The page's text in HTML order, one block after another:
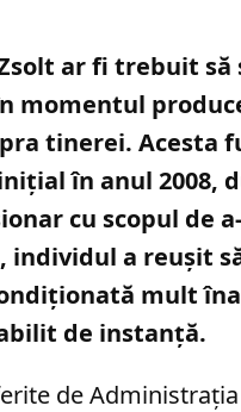
ar fi trebuit să
momentul
tinerei. Acesta
în anul 2008,
cu scopul de
individul a reușit
mult
de instanță.
de Administrația